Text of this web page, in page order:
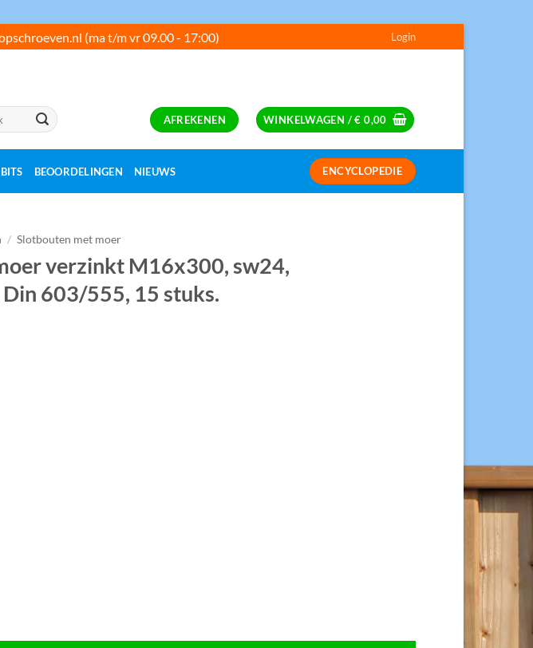
(ma t/m vr 09.00 - 17:00) Login
AFREKENEN WINKELWAGEN /€ 0,00
BITS BEOORDELINGEN NIEUWS ENCYCLOPEDIE
/ Slotbouten met moer
verzinkt M16x300, sw24,
603/555, 15 stuks.